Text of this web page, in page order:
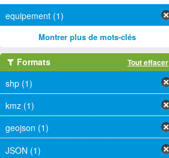
equipement (1)
Montrer plus de mots-clés
Formats Tout effacer
shp (1)
kmz (1)
geojson (1)
JSON (1)